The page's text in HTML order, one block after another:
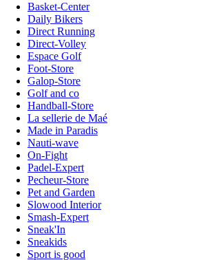
Basket-Center
Daily Bikers
Direct Running
Direct-Volley
Espace Golf
Foot-Store
Galop-Store
Golf and co
Handball-Store
La sellerie de Maé
Made in Paradis
Nauti-wave
On-Fight
Padel-Expert
Pecheur-Store
Pet and Garden
Slowood Interior
Smash-Expert
Sneak'In
Sneakids
Sport is good